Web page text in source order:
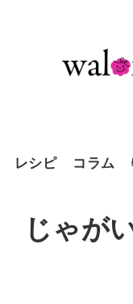
レシピ コラム
じゃが